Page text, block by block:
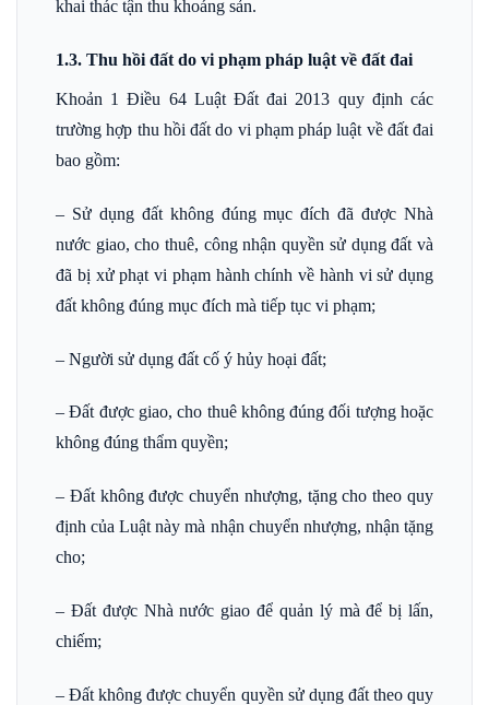
khai thác tận thu khoáng sản.
1.3. Thu hồi đất do vi phạm pháp luật về đất đai
Khoản 1 Điều 64 Luật Đất đai 2013 quy định các
trường hợp thu hồi đất do vi phạm pháp luật về đất đai
bao gồm:
– Sử dụng đất không đúng mục đích đã được Nhà
nước giao, cho thuê, công nhận quyền sử dụng đất và
đã bị xử phạt vi phạm hành chính về hành vi sử dụng
đất không đúng mục đích mà tiếp tục vi phạm;
– Người sử dụng đất cố ý hủy hoại đất;
– Đất được giao, cho thuê không đúng đối tượng hoặc
không đúng thẩm quyền;
– Đất không được chuyển nhượng, tặng cho theo quy
định của Luật này mà nhận chuyển nhượng, nhận tặng
cho;
– Đất được Nhà nước giao để quản lý mà để bị lấn,
chiếm;
– Đất không được chuyển quyền sử dụng đất theo quy